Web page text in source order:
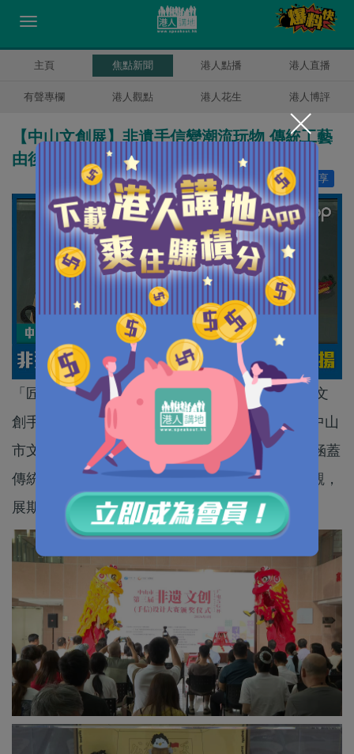
主頁 焦點新聞 港人點播 港人直播
有聲專欄 港人觀點 港人花生 港人博評
【中山文創展】非遺手信變潮流玩物 傳統工藝
由後生傳揚
分享
讚好 5
「匠心非遺 助力中山百千萬」中山市第三屆非遺文
創手信設計大賽頒獎儀式暨獲獎作品展，日前在中山
市文化館舉行。今年有超過50件得獎作品展出，涵蓋
傳統工藝與潮流玩物。展覽會免費開放給公眾參觀，
展期直至5月5日。